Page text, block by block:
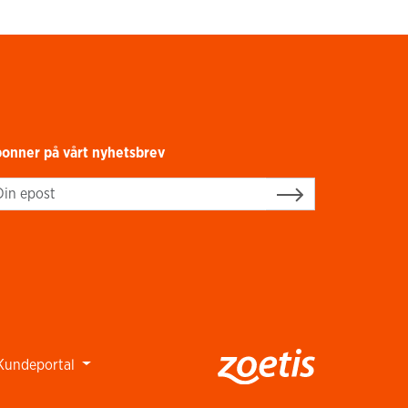
på vårt nyhetsbrev
up